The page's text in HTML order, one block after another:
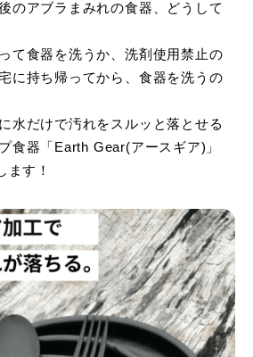
のアブラまみれの食器、どうして
て食器を洗うか、洗剤使用禁止の
に持ち帰ってから、食器を洗うの
水だけで汚れをスルッと落とせる
食器「Earth Gear(アースギア)」
ます！